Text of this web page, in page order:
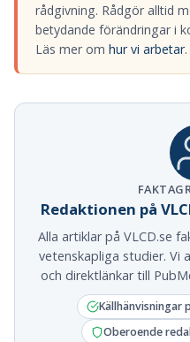
rådgivning. Rådgör alltid
betydande förändringar i
Läs mer om hur vi arbetar
Redaktionen på
Alla artiklar på VLCD.se
vetenskapliga studier. Vi
och direktlänkar till
Källhänvisningar
Oberoende